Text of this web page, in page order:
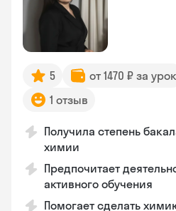
5 от 1470 ₽ за урок
1 отзыв
Получила степень
химии
Предпочитает
активного обучения
Помогает сделать